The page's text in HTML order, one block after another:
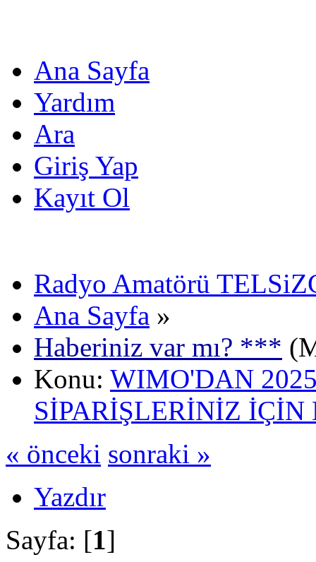
Ana Sayfa
Yardım
Ara
Giriş Yap
Kayıt Ol
Radyo Amatörü
Ana Sayfa »
Haberiniz var mı? ***
Konu: WIMO'DAN
SİPARİŞLERİNİZ İÇİN
« önceki sonraki »
Yazdır
Sayfa: [1]